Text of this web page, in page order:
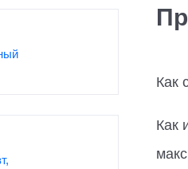
Как
Как